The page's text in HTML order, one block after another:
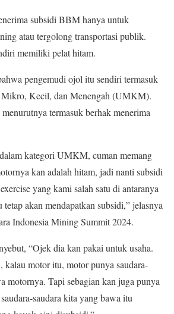
subsidi BBM hanya untuk
atau tergolong transportasi publik.
memiliki pelat hitam.
pengemudi ojol itu sendiri termasuk
Mikro, Kecil, dan Menengah (UMKM).
termasuk berhak menerima
kategori UMKM, cuman memang
kan adalah hitam, jadi nanti subsidi
yang kami salah satu di antaranya
akan mendapatkan subsidi,” jelasnya
Indonesia Mining Summit 2024.
“Ojek dia kan pakai untuk usaha.
motor itu, motor punya saudara-
motornya. Tapi sebagian kan juga punya
saudara kita yang bawa itu